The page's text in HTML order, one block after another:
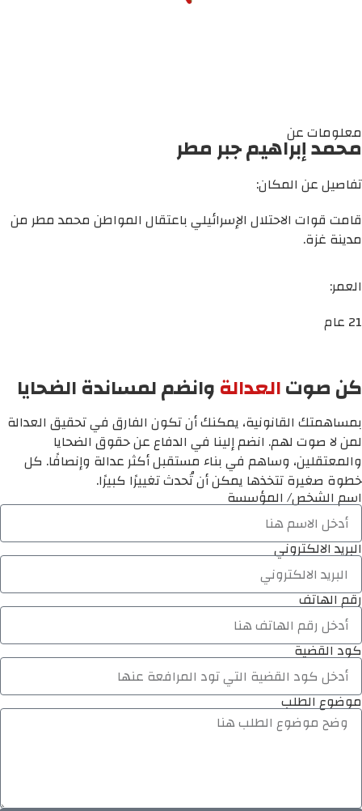
معلومات عن
محمد إبراهيم جبر مطر
تفاصيل عن المكان:
قامت قوات الاحتلال الإسرائيلي باعتقال المواطن محمد مطر من
مدينة غزة.
العمر:
21 عام
كن صوتالعدالةوانضم لمساندة الضحايا
بمساهمتك القانونية، يمكنك أن تكون الفارق في تحقيق العدالة
لمن لا صوت لهم. انضم إلينا في الدفاع عن حقوق الضحايا
والمعتقلين، وساهم في بناء مستقبل أكثر عدالة وإنصافًا. كل
خطوة صغيرة تتخذها يمكن أن تُحدث تغييرًا كبيرًا.
اسم الشخص/ المؤسسة
البريد الالكتروني
رقم الهاتف
كود القضية
موضوع الطلب